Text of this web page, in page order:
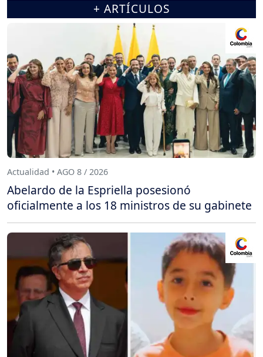
+ ARTÍCULOS
Actualidad • AGO 8 / 2026
Abelardo de la Espriella posesionó
oficialmente a los 18 ministros de su gabinete